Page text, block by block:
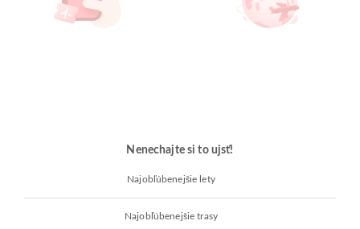
Nenechajte si to ujsť!
Najobľúbenejšie lety
Najobľúbenejšie trasy